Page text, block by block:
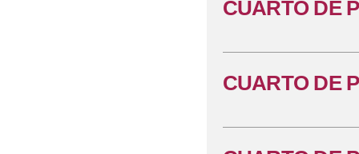
CUARTO DE
CUARTO DE